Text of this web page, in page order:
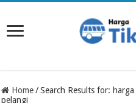
Home / Search Results for:
pelangi